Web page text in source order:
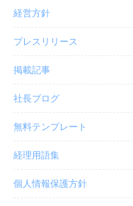
経営方針
プレスリリース
掲載記事
社長ブログ
無料テンプレート
経理用語集
個人情報保護方針